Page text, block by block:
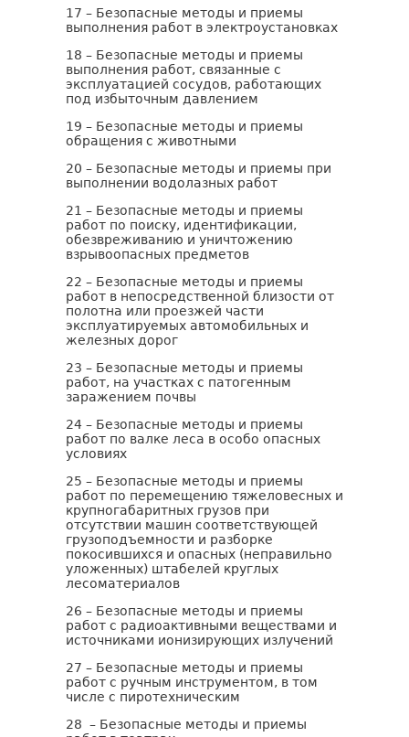
17 – Безопасные методы и приемы
выполнения работ в электроустановках
18 – Безопасные методы и приемы
выполнения работ, связанные с
эксплуатацией сосудов, работающих
под избыточным давлением
19 – Безопасные методы и приемы
обращения с животными
20 – Безопасные методы и приемы при
выполнении водолазных работ
21 – Безопасные методы и приемы
работ по поиску, идентификации,
обезвреживанию и уничтожению
взрывоопасных предметов
22 – Безопасные методы и приемы
работ в непосредственной близости от
полотна или проезжей части
эксплуатируемых автомобильных и
железных дорог
23 – Безопасные методы и приемы
работ, на участках с патогенным
заражением почвы
24 – Безопасные методы и приемы
работ по валке леса в особо опасных
условиях
25 – Безопасные методы и приемы
работ по перемещению тяжеловесных и
крупногабаритных грузов при
отсутствии машин соответствующей
грузоподъемности и разборке
покосившихся и опасных (неправильно
уложенных) штабелей круглых
лесоматериалов
26 – Безопасные методы и приемы
работ с радиоактивными веществами и
источниками ионизирующих излучений
27 – Безопасные методы и приемы
работ с ручным инструментом, в том
числе с пиротехническим
28 – Безопасные методы и приемы